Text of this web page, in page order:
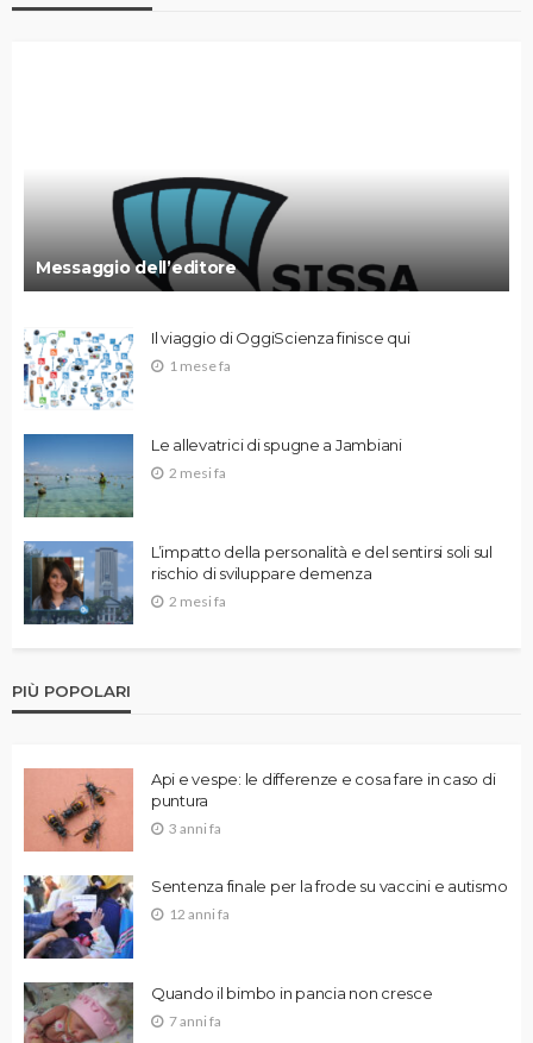
Messaggio dell’editore
Il viaggio di OggiScienza finisce qui
1 mese fa
Le allevatrici di spugne a Jambiani
2 mesi fa
L’impatto della personalità e del sentirsi soli sul
rischio di sviluppare demenza
2 mesi fa
PIÙ POPOLARI
Api e vespe: le differenze e cosa fare in caso di
puntura
3 anni fa
Sentenza finale per la frode su vaccini e autismo
12 anni fa
Quando il bimbo in pancia non cresce
7 anni fa